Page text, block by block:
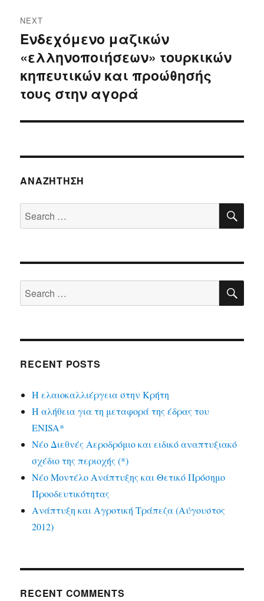
NEXT
Next
post:
Ενδεχόμενο μαζικών
«ελληνοποιήσεων» τουρκικών
κηπευτικών και προώθησής
τους στην αγορά
ΑΝΑΖΉΤΗΣΗ
Search
for:
Search
for:
RECENT POSTS
Η ελαιοκαλλιέργεια στην Κρήτη
Η αλήθεια για τη μεταφορά της έδρας του
ENISA*
Νέο Διεθνές Αεροδρόμιο και ειδικό αναπτυξιακό
σχέδιο της περιοχής (*)
Νέο Μοντέλο Ανάπτυξης και Θετικό Πρόσημο
Προοδευτικότητας
Ανάπτυξη και Αγροτική Τράπεζα (Αύγουστος
2012)
RECENT COMMENTS